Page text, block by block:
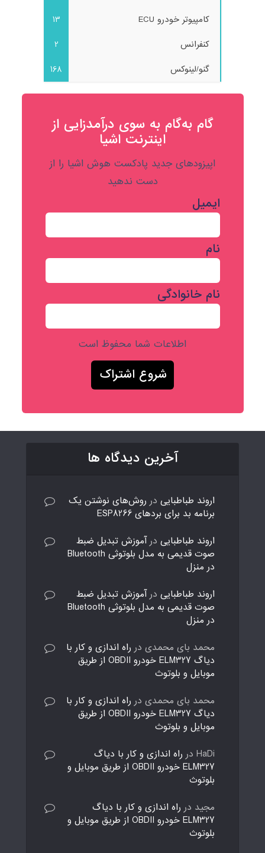
کامپیوتر خودرو ECU
13
کنفرانس
2
گنو/لینوکس
168
گام به‌گام به‌ سوی درآمدزایی از
اینترنت اشیا
اپیزودهای جدید پادکست هوش اشیا را از
دست ندهید
ایمیل
نام
نام خانوادگی
اطلاعات شما محفوظ است
آخرین دیدگاه ها
اروند طباطبایی در روش‌های نوشتن یک
برنامه بد برای بردهای ESP8266
اروند طباطبایی درآموزش تبدیل ضبط
صوت قدیمی به مدل بلوتوثی Bluetooth
در منزل
اروند طباطبایی درآموزش تبدیل ضبط
صوت قدیمی به مدل بلوتوثی Bluetooth
در منزل
محمد بای محمدی در راه اندازی و کار با
دیاگ ELM327 خودرو OBDII از طریق
موبایل و بلوتوث
محمد بای محمدی در راه اندازی و کار با
دیاگ ELM327 خودرو OBDII از طریق
موبایل و بلوتوث
HaDi در راه اندازی و کار با دیاگ
ELM327 خودرو OBDII از طریق موبایل و
بلوتوث
مجید در راه اندازی و کار با دیاگ
ELM327 خودرو OBDII از طریق موبایل و
بلوتوث